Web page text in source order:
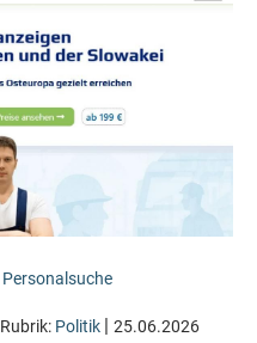
Personalsuche
Rubrik: Politik | 25.06.2026